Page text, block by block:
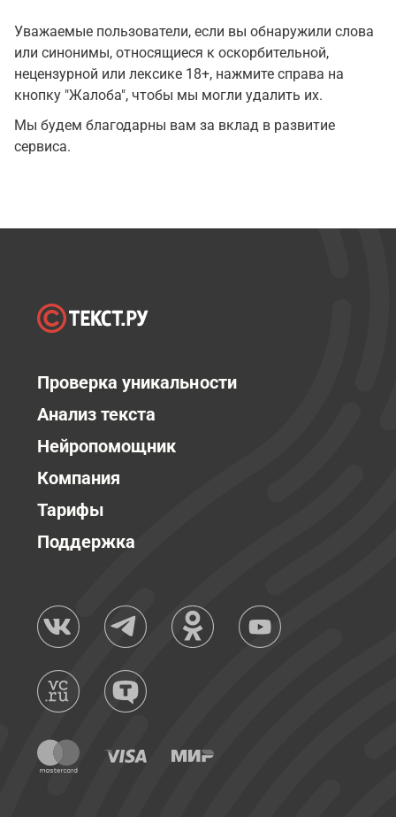
Уважаемые пользователи, если вы обнаружили слова
или синонимы, относящиеся к оскорбительной,
нецензурной или лексике 18+, нажмите справа на
кнопку "Жалоба", чтобы мы могли удалить их.
Мы будем благодарны вам за вклад в развитие
сервиса.
Проверка уникальности
Анализ текста
Нейропомощник
Компания
Тарифы
Поддержка